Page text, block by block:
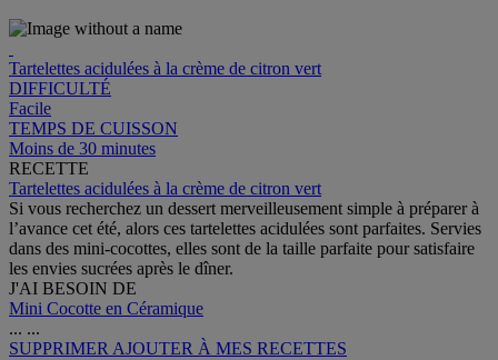
Tartelettes acidulées à la crème de citron vert
DIFFICULTÉ
Facile
TEMPS DE CUISSON
Moins de 30 minutes
RECETTE
Tartelettes acidulées à la crème de citron vert
Si vous recherchez un dessert merveilleusement simple à préparer à
l’avance cet été, alors ces tartelettes acidulées sont parfaites. Servies
dans des mini-cocottes, elles sont de la taille parfaite pour satisfaire
les envies sucrées après le dîner.
J'AI BESOIN DE
Mini Cocotte en Céramique
... ...
SUPPRIMER AJOUTER À MES RECETTES